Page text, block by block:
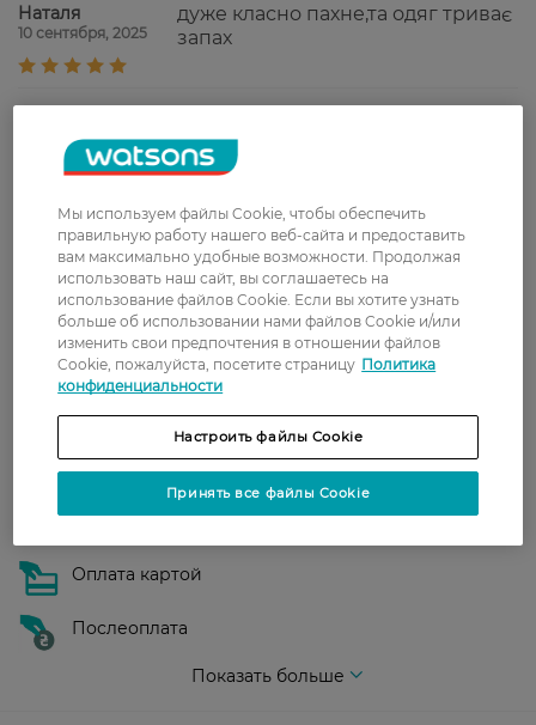
Наталя
10 сентября, 2025
дуже класно пахне,та одяг триває
запах
Доставка
В отделение Новой почты - 99 грн, бесплатно
от 699 грн
Укрпочта
Стоимость доставки – 79 грн, бесплатная
доставка от – 599 грн
Стоимость доставки – 0 грн
Показать больше
Оплата
Оплата картой
Послеоплата
Показать больше
Мы используем файлы Cookie, чтобы обеспечить
правильную работу нашего веб-сайта и предоставить
вам максимально удобные возможности. Продолжая
использовать наш сайт, вы соглашаетесь на
использование файлов Cookie. Если вы хотите узнать
больше об использовании нами файлов Cookie и/или
изменить свои предпочтения в отношении файлов
Cookie, пожалуйста, посетите страницу Политика
конфиденциальности
Настроить файлы Cookie
Принять все файлы Cookie